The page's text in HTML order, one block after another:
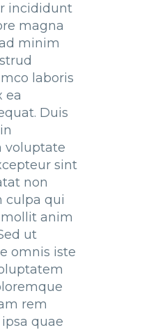
incididunt
magna
minim
laboris
ea
Duis
voluptate
sint
non
culpa qui
anim
ut
omnis iste
rem
quae